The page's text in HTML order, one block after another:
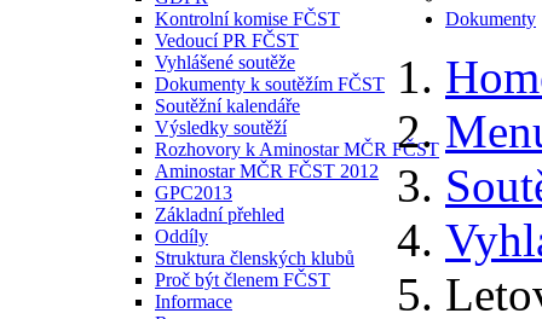
Kontrolní komise FČST
Vedoucí PR FČST
Vyhlášené soutěže
Dokumenty k soutěžím FČST
Soutěžní kalendáře
Výsledky soutěží
Rozhovory k Aminostar MČR FČST
Aminostar MČR FČST 2012
GPC2013
Základní přehled
Oddíly
Struktura členských klubů
Proč být členem FČST
Informace
Dokumenty